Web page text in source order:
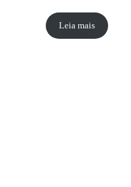
Leia mais